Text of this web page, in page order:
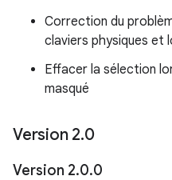
Correction du
claviers physiques et
Effacer la sélection
masqué
Version 2.0
Version 2.0.0